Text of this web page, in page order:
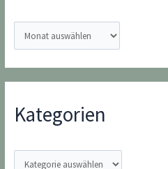
r
c
h
vKategorien